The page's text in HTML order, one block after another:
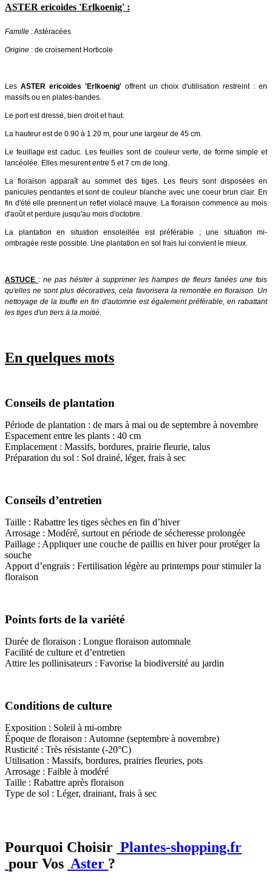
ASTER ericoides 'Erlkoenig' :
Famille : Astéracées
Origine : de croisement Horticole
Les ASTER ericoïdes 'Erlkoenig' offrent un choix d'utilisation restreint : en
massifs ou en plates-bandes.
Le port est dressé, bien droit et haut.
La hauteur est de 0.90 à 1.20 m, pour une largeur de 45 cm.
Le feuillage est caduc. Les feuilles sont de couleur verte, de forme simple et
lancéolée. Elles mesurent entre 5 et 7 cm de long.
La floraison apparaît au sommet des tiges. Les fleurs sont disposées en
panicules pendantes et sont de couleur blanche avec une coeur brun clair. En
fin d'été elle prennent un reflet violacé mauve. La floraison commence au mois
d'août et perdure jusqu'au mois d'octobre.
La plantation en situation ensoleillée est préférable ; une situation mi-
ombragée reste possible. Une plantation en sol frais lui convient le mieux.
ASTUCE : ne pas hésiter à supprimer les hampes de fleurs fanées une fois
qu'elles ne sont plus décoratives, cela favorisera la remontée en floraison. Un
nettoyage de la touffe en fin d'automne est également préférable, en rabattant
les tiges d'un tiers à la moitié.
En quelques mots
Conseils de plantation
Période de plantation : de mars à mai ou de septembre à novembre
Espacement entre les plants : 40 cm
Emplacement : Massifs, bordures, prairie fleurie, talus
Préparation du sol : Sol drainé, léger, frais à sec
Conseils d’entretien
Taille : Rabattre les tiges sèches en fin d’hiver
Arrosage : Modéré, surtout en période de sécheresse prolongée
Paillage : Appliquer une couche de paillis en hiver pour protéger la
souche
Apport d’engrais : Fertilisation légère au printemps pour stimuler la
floraison
Points forts de la variété
Durée de floraison : Longue floraison automnale
Facilité de culture et d’entretien
Attire les pollinisateurs : Favorise la biodiversité au jardin
Conditions de culture
Exposition : Soleil à mi-ombre
Époque de floraison : Automne (septembre à novembre)
Rusticité : Très résistante (-20°C)
Utilisation : Massifs, bordures, prairies fleuries, pots
Arrosage : Faible à modéré
Taille : Rabattre après floraison
Type de sol : Léger, drainant, frais à sec
Pourquoi Choisir Plantes-shopping.fr
pour Vos Aster ?